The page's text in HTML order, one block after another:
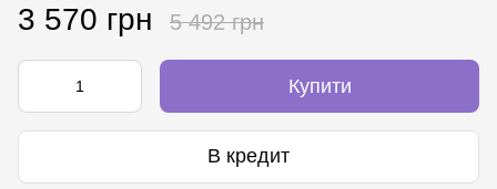
3 570 грн 5 492 грн
Купити
В кредит